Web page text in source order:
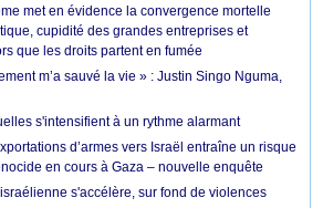
met en évidence la convergence mortelle
cupidité des grandes entreprises et
que les droits partent en fumée
m’a sauvé la vie » : Justin Singo Nguma,
s'intensifient à un rythme alarmant
d’armes vers Israël entraîne un risque
en cours à Gaza – nouvelle enquête
s'accélère, sur fond de violences